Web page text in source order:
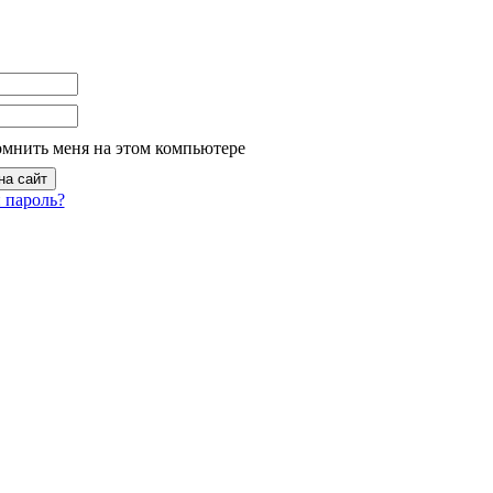
меня на этом компьютере